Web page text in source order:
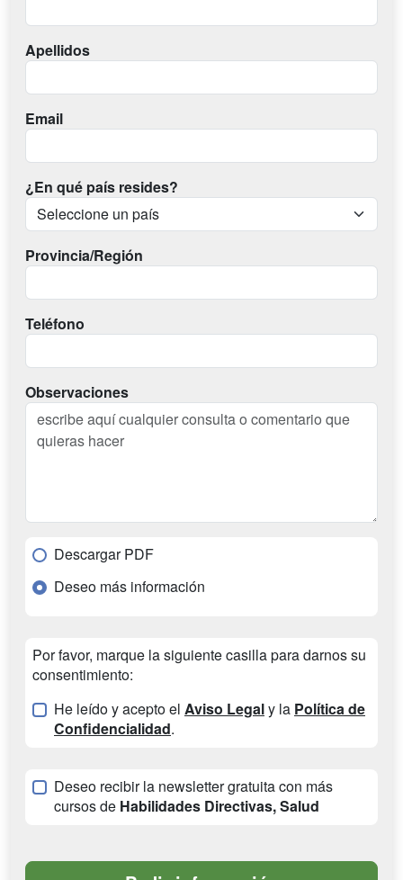
Apellidos
Email
¿En qué país resides?
Provincia/Región
Teléfono
Observaciones
Descargar PDF
Deseo más información
Por favor, marque la siguiente casilla para darnos su
consentimiento:
He leído y acepto el Aviso Legaly la Política de
Confidencialidad.
Deseo recibir la newsletter gratuita con más
cursos de Habilidades Directivas, Salud